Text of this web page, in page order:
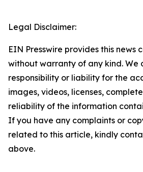
Legal Disclaimer:
EIN Presswire provides this news
without warranty of any kind. We
responsibility or liability for the
images, videos, licenses,
reliability of the information
If you have any complaints or
related to this article, kindly
above.